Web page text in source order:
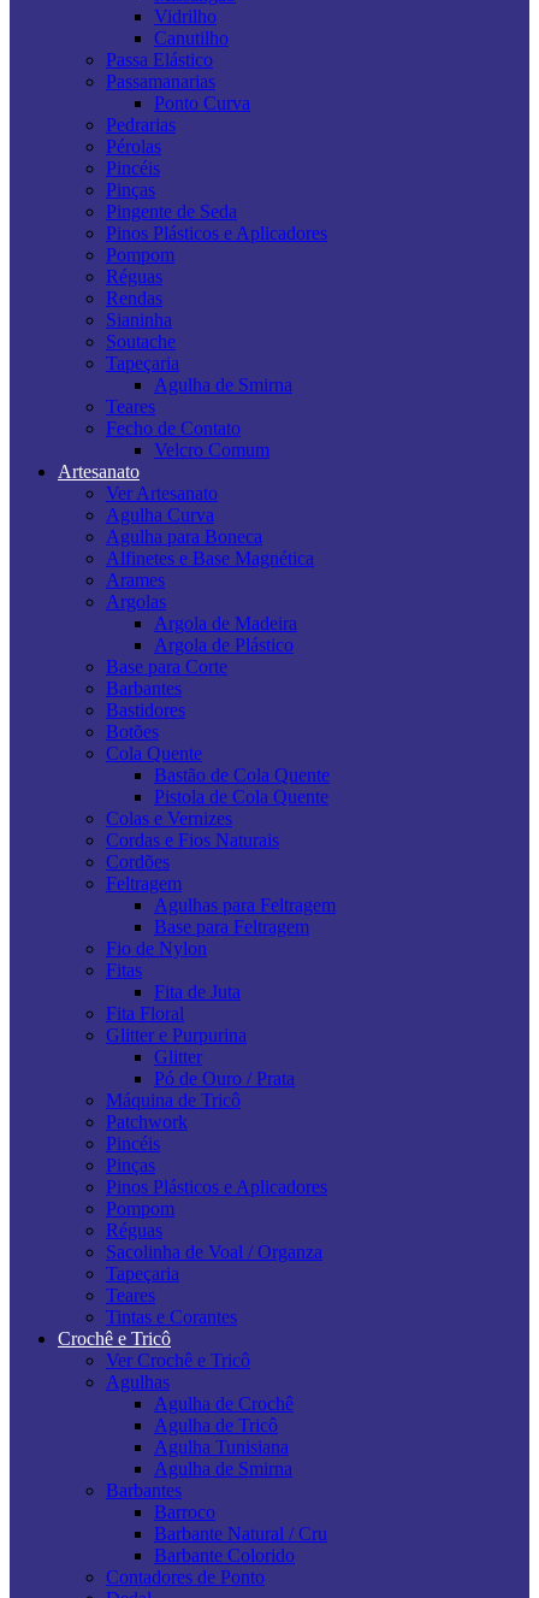
Vidrilho
Canutilho
Passa Elástico
Passamanarias
Ponto Curva
Pedrarias
Pérolas
Pincéis
Pinças
Pingente de Seda
Pinos Plásticos e Aplicadores
Pompom
Réguas
Rendas
Sianinha
Soutache
Tapeçaria
Agulha de Smirna
Teares
Fecho de Contato
Velcro Comum
Artesanato
Ver Artesanato
Agulha Curva
Agulha para Boneca
Alfinetes e Base Magnética
Arames
Argolas
Argola de Madeira
Argola de Plástico
Base para Corte
Barbantes
Bastidores
Botões
Cola Quente
Bastão de Cola Quente
Pistola de Cola Quente
Colas e Vernizes
Cordas e Fios Naturais
Cordões
Feltragem
Agulhas para Feltragem
Base para Feltragem
Fio de Nylon
Fitas
Fita de Juta
Fita Floral
Glitter e Purpurina
Glitter
Pó de Ouro / Prata
Máquina de Tricô
Patchwork
Pincéis
Pinças
Pinos Plásticos e Aplicadores
Pompom
Réguas
Sacolinha de Voal / Organza
Tapeçaria
Teares
Tintas e Corantes
Crochê e Tricô
Ver Crochê e Tricô
Agulhas
Agulha de Crochê
Agulha de Tricô
Agulha Tunisiana
Agulha de Smirna
Barbantes
Barroco
Barbante Natural / Cru
Barbante Colorido
Contadores de Ponto